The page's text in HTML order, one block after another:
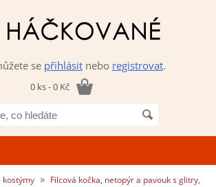
se přihlásit nebo registrovat.
0 ks - 0 Kč
co
hledáte
kostýmy » Filcová kočka, netopýr a pavouk s glitry,